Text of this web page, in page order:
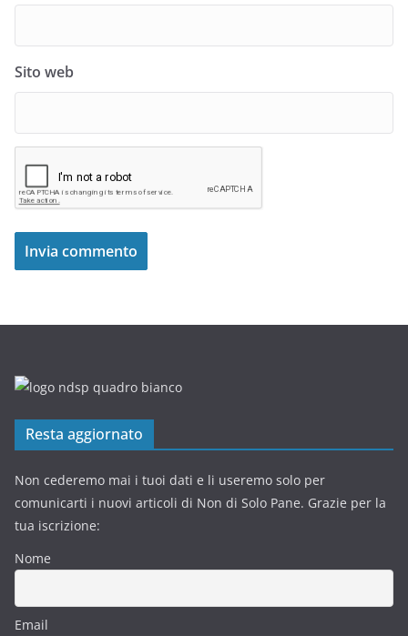
Sito web
Resta aggiornato
Non cederemo mai i tuoi dati e li useremo solo per
comunicarti i nuovi articoli di Non di Solo Pane. Grazie per la
tua iscrizione:
Nome
Email